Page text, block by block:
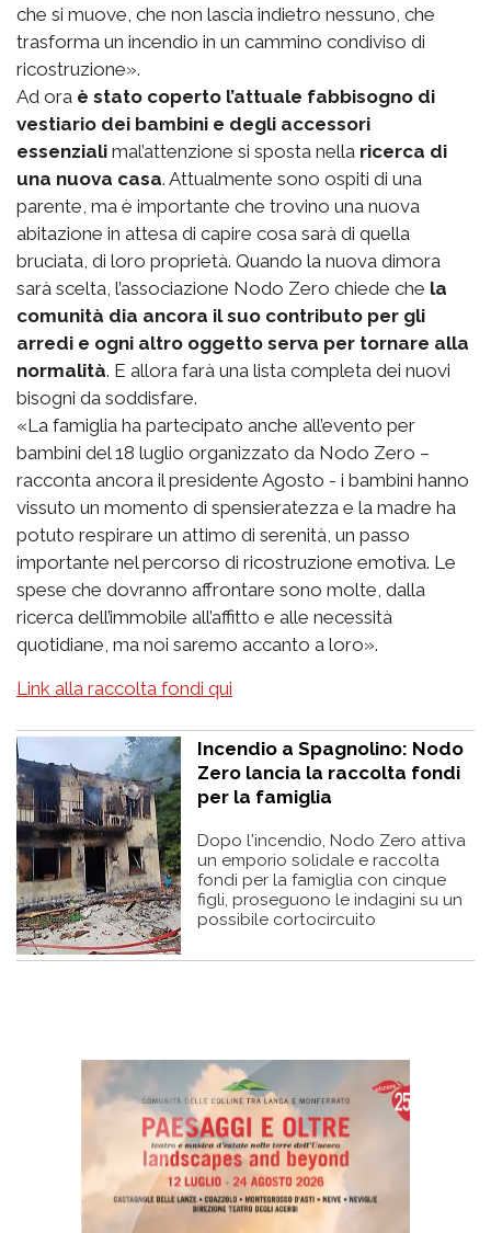
che si muove, che non lascia indietro nessuno, che
trasforma un incendio in un cammino condiviso di
ricostruzione».
Ad ora è stato coperto l’attuale fabbisogno di
vestiario dei bambini e degli accessori
essenziali mal’attenzione si sposta nella ricerca di
una nuova casa. Attualmente sono ospiti di una
parente, ma è importante che trovino una nuova
abitazione in attesa di capire cosa sarà di quella
bruciata, di loro proprietà. Quando la nuova dimora
sarà scelta, l’associazione Nodo Zero chiede che la
comunità dia ancora il suo contributo per gli
arredi e ogni altro oggetto serva per tornare alla
normalità. E allora farà una lista completa dei nuovi
bisogni da soddisfare.
«La famiglia ha partecipato anche all’evento per
bambini del 18 luglio organizzato da Nodo Zero –
racconta ancora il presidente Agosto - i bambini hanno
vissuto un momento di spensieratezza e la madre ha
potuto respirare un attimo di serenità, un passo
importante nel percorso di ricostruzione emotiva. Le
spese che dovranno affrontare sono molte, dalla
ricerca dell’immobile all’affitto e alle necessità
quotidiane, ma noi saremo accanto a loro».
Link alla raccolta fondi qui
Incendio a Spagnolino: Nodo
Zero lancia la raccolta fondi
per la famiglia
Dopo l'incendio, Nodo Zero attiva
un emporio solidale e raccolta
fondi per la famiglia con cinque
figli, proseguono le indagini su un
possibile cortocircuito